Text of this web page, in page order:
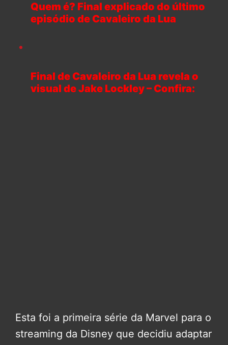
Quem é? Final explicado do último
episódio de Cavaleiro da Lua
Final de Cavaleiro da Lua revela o
visual de Jake Lockley – Confira:
Esta foi a primeira série da Marvel para o
streaming da Disney que decidiu adaptar